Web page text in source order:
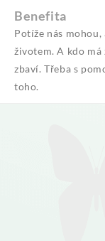
Benefita
Potíže nás
životem. A kdo
zbaví. Třeba s
toho.